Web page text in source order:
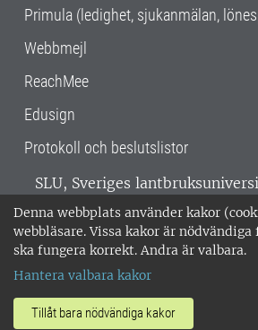
Denna webbplats använder kakor
webbläsare. Vissa kakor är
ska fungera korrekt. Andra är valbara.
Hantera valbara kakor
Tillåt bara nödvändiga kakor
Primula (ledighet, sjukanmälan,
Webbmejl
ReachMee
Edusign
Protokoll och beslutslistor
SLU, Sveriges
verksamhet över hela Sverige.
Alnarp, Uppsala och Umeå.
miljöcertifierat enligt ISO
018-67 10 00 • Org nr: 202100-
Om SLU:s webbplatser